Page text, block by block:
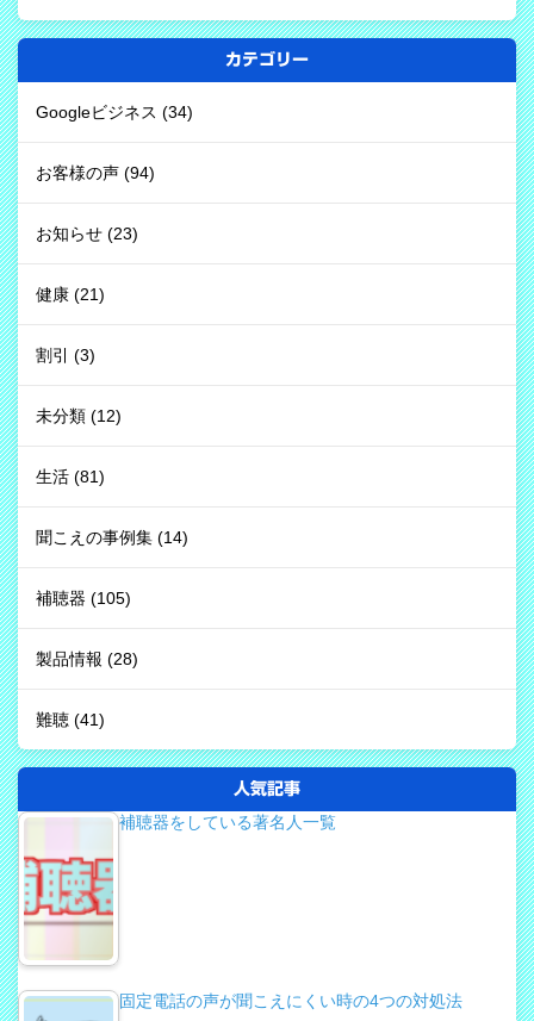
カテゴリー
Googleビジネス (34)
お客様の声 (94)
お知らせ (23)
健康 (21)
割引 (3)
未分類 (12)
生活 (81)
聞こえの事例集 (14)
補聴器 (105)
製品情報 (28)
難聴 (41)
人気記事
補聴器をしている著名人一覧
固定電話の声が聞こえにくい時の4つの対処法